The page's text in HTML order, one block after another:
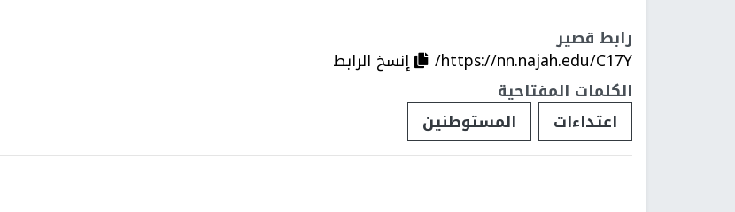
رابط قصير
https://nn.najah.edu/C17Y/
إنسخ الرابط
الكلمات المفتاحية
اعتداءات
المستوطنين